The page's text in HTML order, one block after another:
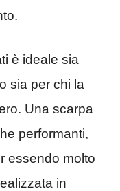
è ideale sia
sia per chi la
Una scarpa
performanti,
essendo molto
in